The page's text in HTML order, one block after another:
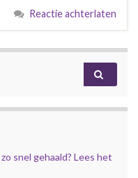
Reactie achterlaten
snel gehaald? Lees het